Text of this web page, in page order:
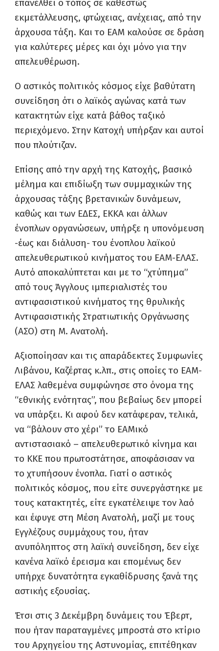
επανέλθει ο τόπος σε καθεστώς
εκμετάλλευσης, φτώχειας, ανέχειας, από την
άρχουσα τάξη. Και το ΕΑΜ καλούσε σε δράση
για καλύτερες μέρες και όχι μόνο για την
απελευθέρωση.
Ο αστικός πολιτικός κόσμος είχε βαθύτατη
συνείδηση ότι ο λαϊκός αγώνας κατά των
κατακτητών είχε κατά βάθος ταξικό
περιεχόμενο. Στην Κατοχή υπήρξαν και αυτοί
που πλούτιζαν.
Επίσης από την αρχή της Κατοχής, βασικό
μέλημα και επιδίωξη των συμμαχικών της
άρχουσας τάξης βρετανικών δυνάμεων,
καθώς και των ΕΔΕΣ, ΕΚΚΑ και άλλων
ένοπλων οργανώσεων, υπήρξε η υπονόμευση
-έως και διάλυση- του ένοπλου λαϊκού
απελευθερωτικού κινήματος του ΕΑΜ-ΕΛΑΣ.
Αυτό αποκαλύπτεται και με το “χτύπημα”
από τους Άγγλους ιμπεριαλιστές του
αντιφασιστικού κινήματος της θρυλικής
Αντιφασιστικής Στρατιωτικής Οργάνωσης
(ΑΣΟ) στη Μ. Ανατολή.
Αξιοποίησαν και τις απαράδεκτες Συμφωνίες
Λιβάνου, Καζέρτας κ.λπ., στις οποίες το ΕΑΜ-
ΕΛΑΣ λαθεμένα συμφώνησε στο όνομα της
“εθνικής ενότητας”, που βεβαίως δεν μπορεί
να υπάρξει. Κι αφού δεν κατάφεραν, τελικά,
να “βάλουν στο χέρι” το ΕΑΜικό
αντιστασιακό – απελευθερωτικό κίνημα και
το ΚΚΕ που πρωτοστάτησε, αποφάσισαν να
το χτυπήσουν ένοπλα. Γιατί ο αστικός
πολιτικός κόσμος, που είτε συνεργάστηκε με
τους κατακτητές, είτε εγκατέλειψε τον λαό
και έφυγε στη Μέση Ανατολή, μαζί με τους
Εγγλέζους συμμάχους του, ήταν
ανυπόληπτος στη λαϊκή συνείδηση, δεν είχε
κανένα λαϊκό έρεισμα και επομένως δεν
υπήρχε δυνατότητα εγκαθίδρυσης ξανά της
αστικής εξουσίας.
Έτσι στις 3 Δεκέμβρη δυνάμεις του Έβερτ,
που ήταν παραταγμένες μπροστά στο κτίριο
του Αρχηγείου της Αστυνομίας, επιτέθηκαν